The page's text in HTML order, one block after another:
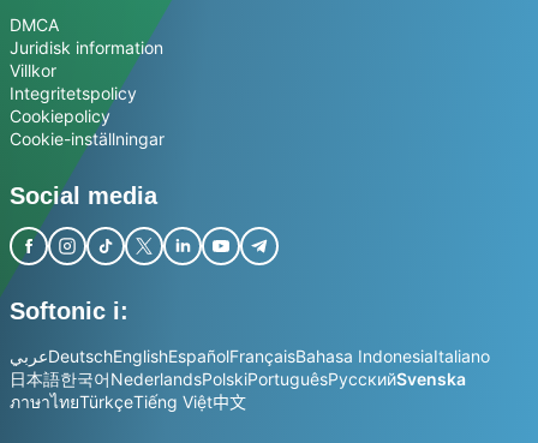
DMCA
Juridisk information
Villkor
Integritetspolicy
Cookiepolicy
Cookie-inställningar
Social media
Softonic i:
عربيDeutschEnglishEspañolFrançaisBahasa IndonesiaItaliano
日本語한국어NederlandsPolskiPortuguêsРусскийSvenska
ภาษาไทยTürkçeTiếng Việt中文